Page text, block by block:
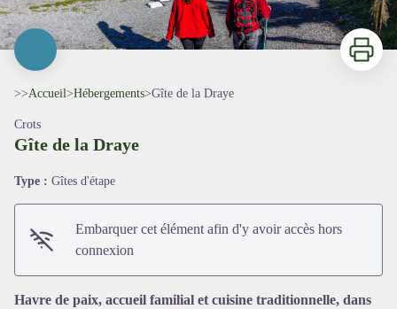
Imprimer
>>Accueil>Hébergements>Gîte de la Draye
Crots
Gîte de la Draye
Type : Gîtes d'étape
Embarquer cet élément afin d'y avoir accès hors
connexion
Havre de paix, accueil familial et cuisine traditionnelle, dans